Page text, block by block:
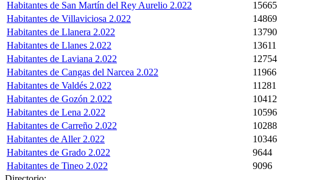
Habitantes de San Martín del Rey Aurelio 2.022
15665
Habitantes de Villaviciosa 2.022
14869
Habitantes de Llanera 2.022
13790
Habitantes de Llanes 2.022
13611
Habitantes de Laviana 2.022
12754
Habitantes de Cangas del Narcea 2.022
11966
Habitantes de Valdés 2.022
11281
Habitantes de Gozón 2.022
10412
Habitantes de Lena 2.022
10596
Habitantes de Carreño 2.022
10288
Habitantes de Aller 2.022
10346
Habitantes de Grado 2.022
9644
Habitantes de Tineo 2.022
9096